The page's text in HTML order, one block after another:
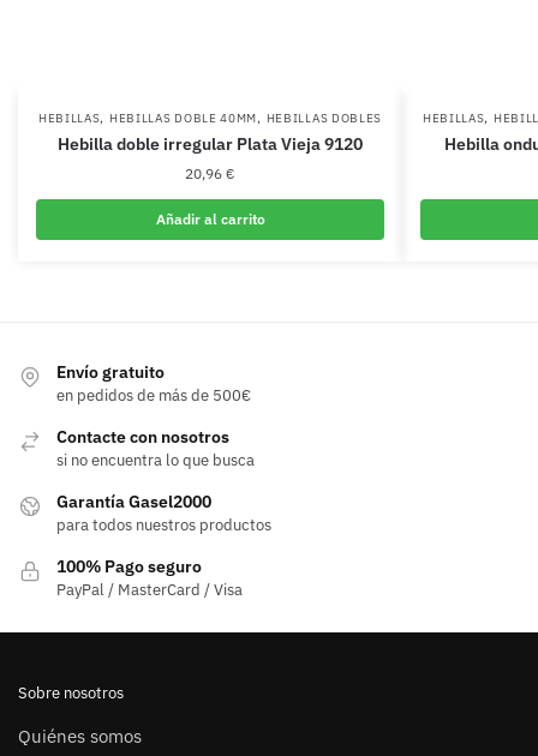
HEBILLAS, HEBILLAS DOBLE 40MM, HEBILLAS DOBLES
Hebilla doble irregular Plata Vieja 9120
20,96 €
Añadir al carrito
HEBILLAS,
Hebilla
Envío gratuito
en pedidos de más de 500€
Contacte con nosotros
si no encuentra lo que busca
Garantía Gasel2000
para todos nuestros productos
100% Pago seguro
PayPal / MasterCard / Visa
Sobre nosotros
Quiénes somos